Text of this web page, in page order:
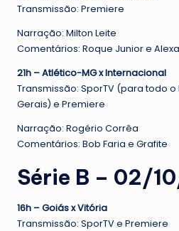
Transmissão: Premiere
Narração: Milton Leite
Comentários: Roque Junior e
21h – Atlético-MG x Internacional
Transmissão: SporTV (para todo o
Gerais) e Premiere
Narração: Rogério Corrêa
Comentários: Bob Faria e Grafite
Série B – 02/
16h – Goiás x Vitória
Transmissão: SporTV e Premiere